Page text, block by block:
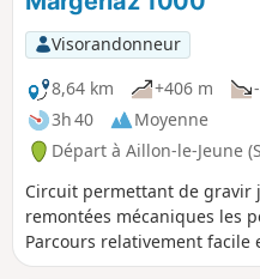
Visorandonneur
8,64 km
+406 m
3h 40
Moyenne
Départ à Aillon-le-Jeune
Circuit permettant de gravir
remontées mécaniques les
Parcours relativement
partie.